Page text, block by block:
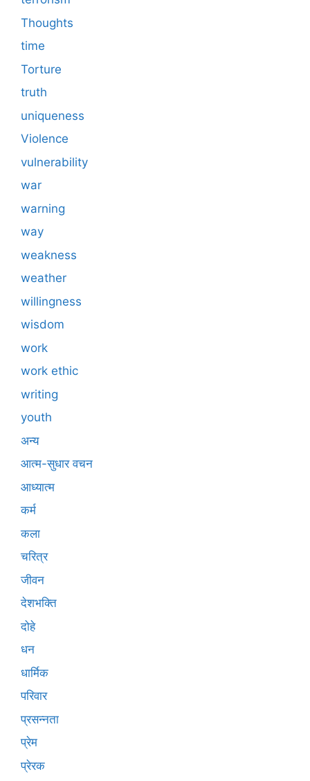
Thoughts
time
Torture
truth
uniqueness
Violence
vulnerability
war
warning
way
weakness
weather
willingness
wisdom
work
work ethic
writing
youth
अन्य
आत्म-सुधार वचन
आध्यात्म
कर्म
कला
चरित्र
जीवन
देशभक्ति
दोहे
धन
धार्मिक
परिवार
प्रसन्नता
प्रेम
प्रेरक